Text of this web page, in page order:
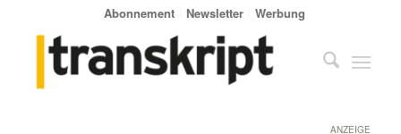
Abonnement Newsletter Werbung
ANZEIGE